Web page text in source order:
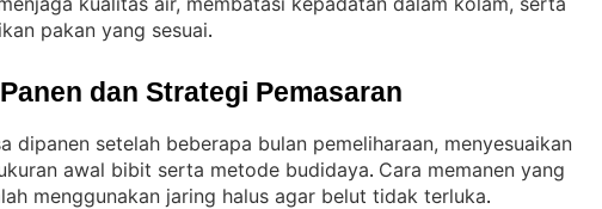
pakan yang sesuai.
dan Strategi Pemasaran
dipanen setelah beberapa bulan pemeliharaan, menyesuaikan
awal bibit serta metode budidaya. Cara memanen yang
menggunakan jaring halus agar belut tidak terluka.